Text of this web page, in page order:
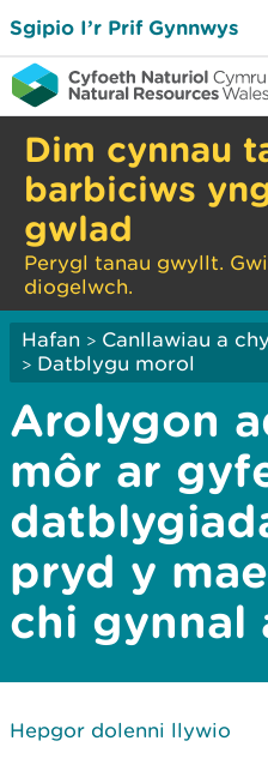
Sgipio I’r Prif Gynnwys
Dim cynnau
barbiciws
gwlad
Perygl tanau gwyllt.
diogelwch.
Hafan > Canllawiau a
> Datblygu morol
Arolygon
môr ar
pryd y
chi gynnal
Hepgor dolenni llywio